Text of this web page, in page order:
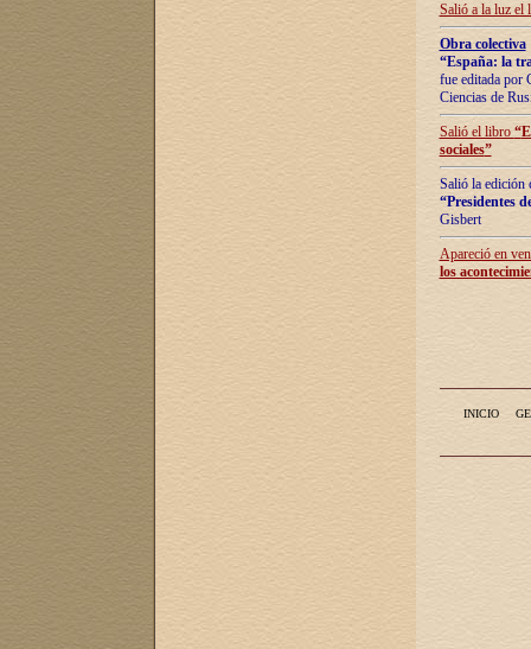
Salió a la luz el
Obra colectiva
“España: la
fue editada por
Ciencias de
Salió el libro “
sociales”
Salió la edición
“Presidentes
Gisbert
Apareció en
los
INICIO